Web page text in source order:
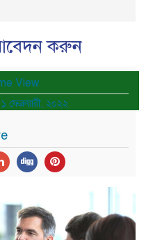
করুন
View
ফেব্রুয়ারী, ২০২২